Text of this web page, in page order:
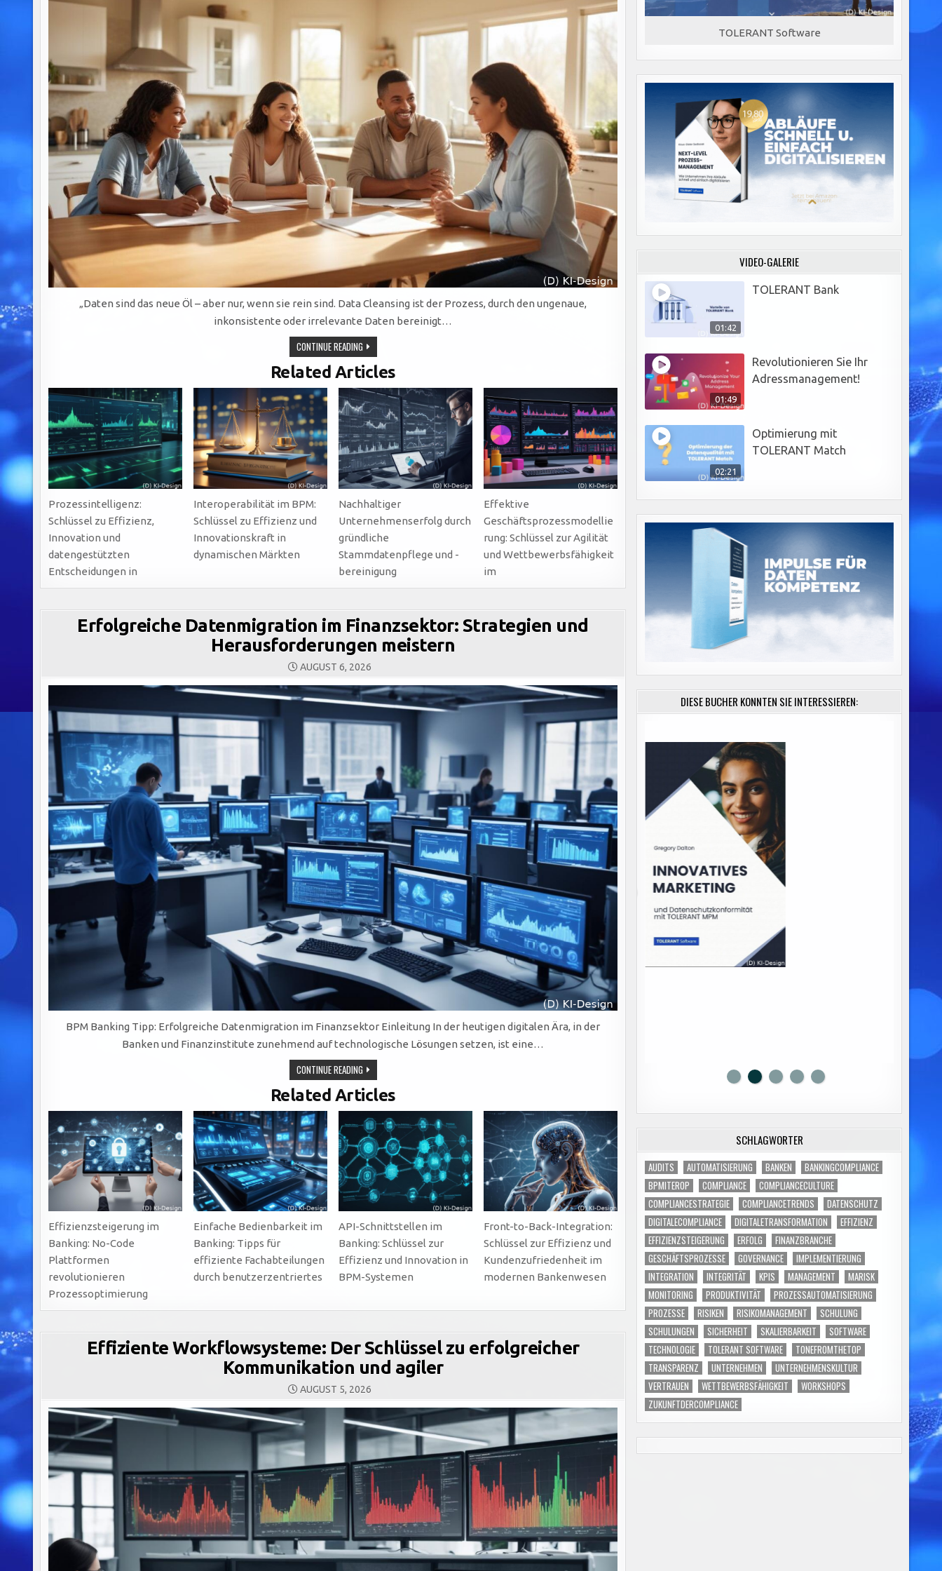
„Daten sind das neue Öl – aber nur, wenn sie rein sind. Data Cleansing ist der Prozess, durch den ungenaue,
inkonsistente oder irrelevante Daten bereinigt…
CONTINUE READINGDATA
CLEANSING:
DER
SCHLÜSSEL
ZUR
WERTSCHÖPFUNG
DURCH
PRÄZISE
UND
VERLÄSSLICHE
DATENQUALITÄT
Related Articles
Prozessintelligenz:
Schlüssel zu Effizienz,
Innovation und
datengestützten
Entscheidungen in
Interoperabilität im BPM:
Schlüssel zu Effizienz und
Innovationskraft in
dynamischen Märkten
Nachhaltiger
Unternehmenserfolg durch
gründliche
Stammdatenpflege und -
bereinigung
Effektive
Geschäftsprozessmodellie
rung: Schlüssel zur Agilität
und Wettbewerbsfähigkeit
im
Erfolgreiche Datenmigration im Finanzsektor: Strategien und
Herausforderungen meistern
AUGUST 6, 2026
BPM Banking Tipp: Erfolgreiche Datenmigration im Finanzsektor Einleitung In der heutigen digitalen Ära, in der
Banken und Finanzinstitute zunehmend auf technologische Lösungen setzen, ist eine…
CONTINUE READINGERFOLGREICHE
DATENMIGRATION
IM
FINANZSEKTOR:
STRATEGIEN
UND
HERAUSFORDERUNGEN
MEISTERN
Related Articles
Effizienzsteigerung im
Banking: No-Code
Plattformen
revolutionieren
Prozessoptimierung
Einfache Bedienbarkeit im
Banking: Tipps für
effiziente Fachabteilungen
durch benutzerzentriertes
API-Schnittstellen im
Banking: Schlüssel zur
Effizienz und Innovation in
BPM-Systemen
Front-to-Back-Integration:
Schlüssel zur Effizienz und
Kundenzufriedenheit im
modernen Bankenwesen
Effiziente Workflowsysteme: Der Schlüssel zu erfolgreicher
Kommunikation und agiler
AUGUST 5, 2026
TOLERANT Software
VIDEO-GALERIE
01:42
TOLERANT Bank
01:49
Revolutionieren Sie Ihr
Adressmanagement!
02:21
Optimierung mit
TOLERANT Match
DIESE BÜCHER KÖNNTEN SIE INTERESSIEREN:
SCHLAGWÖRTER
AUDITS AUTOMATISIERUNG BANKEN
BANKINGCOMPLIANCE
BPMITEROP
COMPLIANCE
COMPLIANCECULTURE
COMPLIANCESTRATEGIE
COMPLIANCETRENDS
DATENSCHUTZ
DIGITALECOMPLIANCE
DIGITALETRANSFORMATION
EFFIZIENZ
EFFIZIENZSTEIGERUNG
ERFOLG
FINANZBRANCHE
GESCHÄFTSPROZESSE
GOVERNANCE
IMPLEMENTIERUNG
INTEGRATION
INTEGRITÄT KPIS MANAGEMENT
MARISK
MONITORING
PRODUKTIVITÄT
PROZESSAUTOMATISIERUNG
PROZESSE
RISIKEN RISIKOMANAGEMENT
SCHULUNG
SCHULUNGEN
SICHERHEIT SKALIERBARKEIT
SOFTWARE
TECHNOLOGIE
TOLERANT SOFTWARE
TONEFROMTHETOP
TRANSPARENZ
UNTERNEHMEN
UNTERNEHMENSKULTUR
VERTRAUEN
WETTBEWERBSFÄHIGKEIT
WORKSHOPS
ZUKUNFTDERCOMPLIANCE